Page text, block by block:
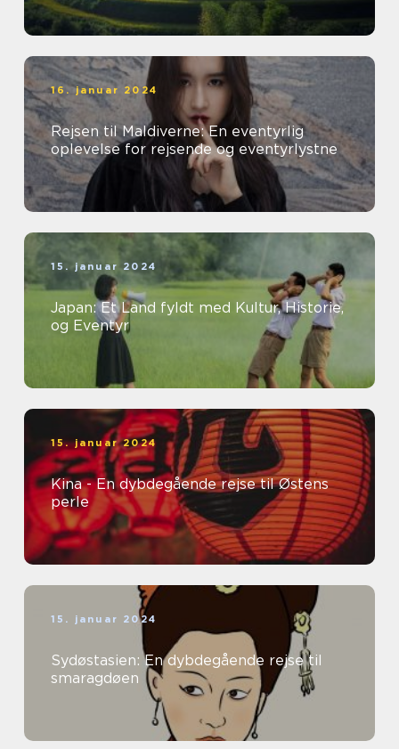
16. januar 2024
Rejsen til Maldiverne: En eventyrlig
oplevelse for rejsende og eventyrlystne
15. januar 2024
Japan: Et Land fyldt med Kultur, Historie,
og Eventyr
15. januar 2024
Kina - En dybdegående rejse til Østens
perle
15. januar 2024
Sydøstasien: En dybdegående rejse til
smaragdøen